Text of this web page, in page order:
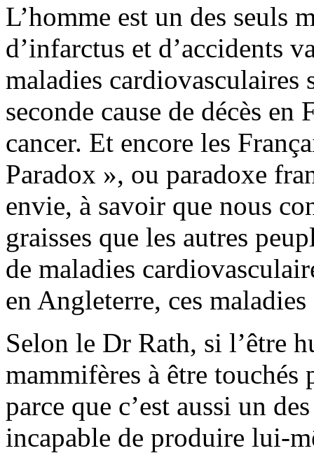
L’homme est un des seuls
d’infarctus et d’accidents
maladies cardiovasculaires
seconde cause de décès
cancer. Et encore les
Paradox », ou paradoxe
envie, à savoir que nous
graisses que les autres
de maladies
en Angleterre, ces
Selon le Dr Rath, si l’être
mammifères à être touchés
parce que c’est aussi un
incapable de produire lui-